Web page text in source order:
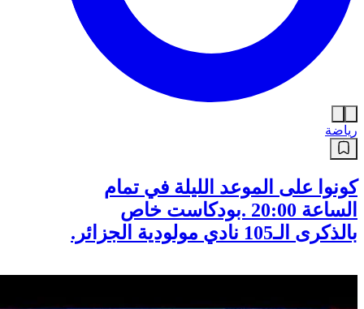
رياضة
كونوا على الموعد الليلة في تمام
الساعة 20:00 .بودكاست خاص
بالذكرى الـ105 نادي مولودية الجزائر.